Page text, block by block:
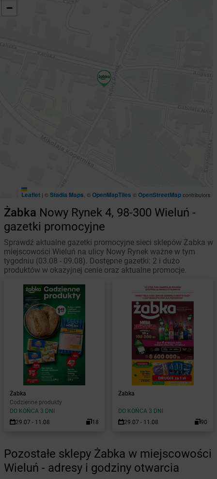
−
Leaflet | ©Stadia Maps , ©OpenMapTiles ©OpenStreetMapcontributors
Żabka Nowy Rynek 4, 98-300 Wieluń -
gazetki promocyjne
Sprawdź aktualne gazetki promocyjne sieci sklepów Żabka w
miejscowości Wieluń na ulicy Nowy Rynek ważne w tym
tygodniu (03.08 - 09.08). Dostępne gazetki: 2 i dużo
produktów w okazyjnej cenie oraz aktualne promocje.
Żabka
Codzienne produkty
DO KOŃCA 3 DNI
29.07 - 11.08
18
Żabka
DO KOŃCA 3 DNI
29.07 - 11.08
90
Pozostałe sklepy Żabka w miejscowości
Wieluń - adresy i godziny otwarcia